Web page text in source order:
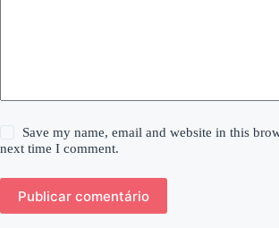
Save my name, email and website in this
next time I comment.
Publicar comentário